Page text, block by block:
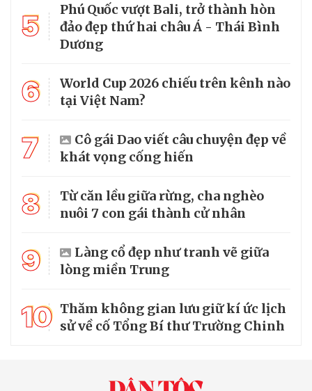
5
Phú Quốc vượt Bali, trở thành hòn
đảo đẹp thứ hai châu Á - Thái Bình
Dương
6
World Cup 2026 chiếu trên kênh nào
tại Việt Nam?
7
Cô gái Dao viết câu chuyện đẹp về
khát vọng cống hiến
8
Từ căn lều giữa rừng, cha nghèo
nuôi 7 con gái thành cử nhân
9
Làng cổ đẹp như tranh vẽ giữa
lòng miền Trung
10 Thăm không gian lưu giữ kí ức lịch
sử về cố Tổng Bí thư Trường Chinh